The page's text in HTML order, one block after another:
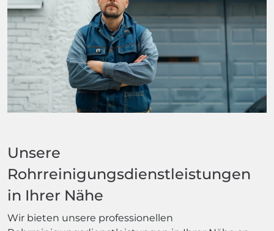
Unsere
Rohrreinigungsdienstleistungen
in Ihrer Nähe
Wir bieten unsere professionellen